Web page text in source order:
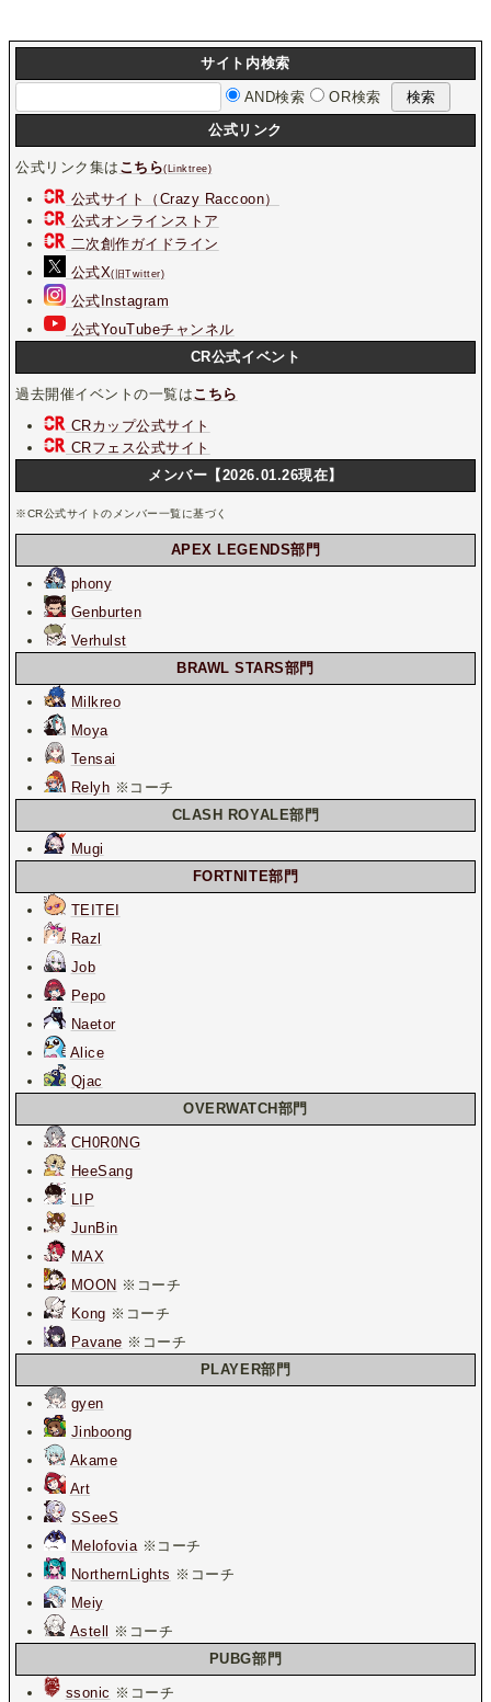
サイト内検索
AND検索
OR検索
公式リンク
公式リンク集は こちら(Linktree)
公式サイト（Crazy Raccoon）
公式オンラインストア
二次創作ガイドライン
公式X(旧Twitter)
公式Instagram
公式YouTubeチャンネル
CR公式イベント
過去開催イベントの一覧はこちら
CRカップ公式サイト
CRフェス公式サイト
メンバー【2026.01.26現在】
※CR公式サイトのメンバー一覧に基づく
APEX LEGENDS部門
phony
Genburten
Verhulst
BRAWL STARS部門
Milkreo
Moya
Tensai
Relyh ※コーチ
CLASH ROYALE部門
Mugi
FORTNITE部門
TEITEI
Razl
Job
Pepo
Naetor
Alice
Qjac
OVERWATCH部門
CH0R0NG
HeeSang
LIP
JunBin
MAX
MOON ※コーチ
Kong ※コーチ
Pavane ※コーチ
PLAYER部門
gyen
Jinboong
Akame
Art
SSeeS
Melofovia※コーチ
NorthernLights ※コーチ
Meiy
Astell
※コーチ
PUBG部門
ssonic ※コーチ